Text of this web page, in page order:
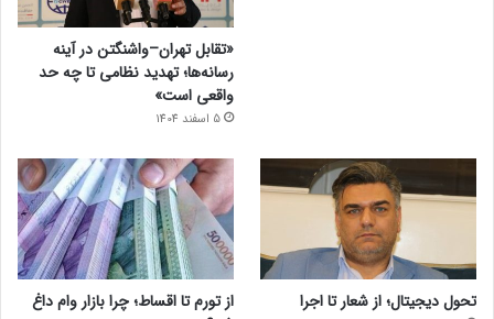
«تقابل تهران–واشنگتن در آینه
رسانه‌ها؛ تهدید نظامی تا چه حد
واقعی است»
5 اسفند 1404
تحول دیجیتال؛ از شعار تا اجرا
از تورم تا اقساط؛ چرا بازار وام داغ